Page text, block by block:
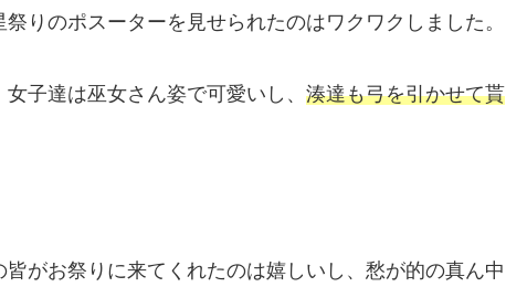
りのポスーターを見せられたのはワクワクしました。
子達は巫女さん姿で可愛いし、 湊達も弓を引かせて貰
がお祭りに来てくれたのは嬉しいし、愁が的の真ん中